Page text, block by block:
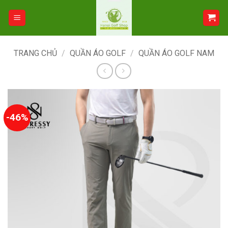
TRANG CHỦ / QUẦN ÁO GOLF / QUẦN ÁO GOLF NAM
-46%